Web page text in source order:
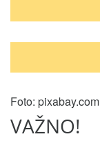
Foto: pixabay.com
VAŽNO!